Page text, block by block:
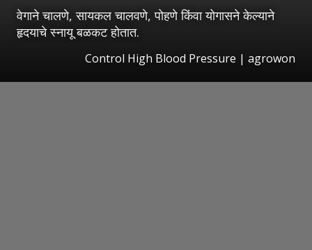
वेगाने चालणे, सायकल चालवणे, पोहणे किंवा योगासने केल्याने
हृदयाचे स्नायू बळकट होतात.
Control High Blood Pressure | agrowon